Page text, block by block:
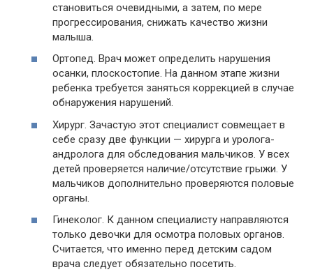
становиться очевидными, а затем, по мере
прогрессирования, снижать качество жизни
малыша.
Ортопед. Врач может определить нарушения
осанки, плоскостопие. На данном этапе жизни
ребенка требуется заняться коррекцией в случае
обнаружения нарушений.
Хирург. Зачастую этот специалист совмещает в
себе сразу две функции — хирурга и уролога-
андролога для обследования мальчиков. У всех
детей проверяется наличие/отсутствие грыжи. У
мальчиков дополнительно проверяются половые
органы.
Гинеколог. К данном специалисту направляются
только девочки для осмотра половых органов.
Считается, что именно перед детским садом
врача следует обязательно посетить.